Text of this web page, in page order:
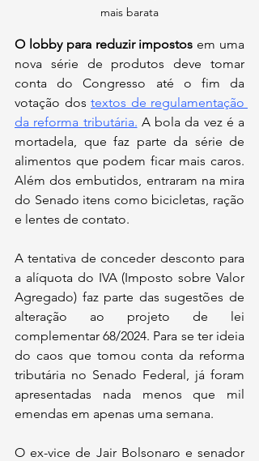
mais barata
O lobby para reduzir impostos em uma
nova série de produtos deve tomar
conta do Congresso até o fim da
votação dos textos de regulamentação
da reforma tributária. A bola da vez é a
mortadela, que faz parte da série de
alimentos que podem ficar mais caros.
Além dos embutidos, entraram na mira
do Senado itens como bicicletas, ração
e lentes de contato.
A tentativa de conceder desconto para
a alíquota do IVA (Imposto sobre Valor
Agregado) faz parte das sugestões de
alteração ao projeto de lei
complementar 68/2024. Para se ter ideia
do caos que tomou conta da reforma
tributária no Senado Federal, já foram
apresentadas nada menos que mil
emendas em apenas uma semana.
O ex-vice de Jair Bolsonaro e senador